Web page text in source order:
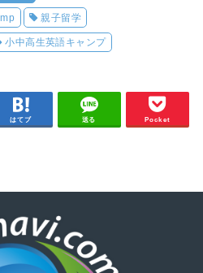
親子留学
小中高生英語キャンプ
はてブ 送る Pocket